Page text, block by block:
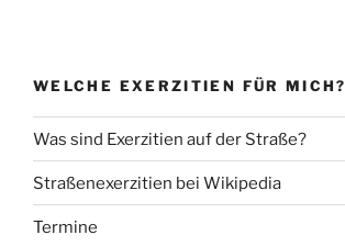
WELCHE EXERZITIEN FÜR MICH?
Was sind Exerzitien auf der Straße?
Straßenexerzitien bei Wikipedia
Termine